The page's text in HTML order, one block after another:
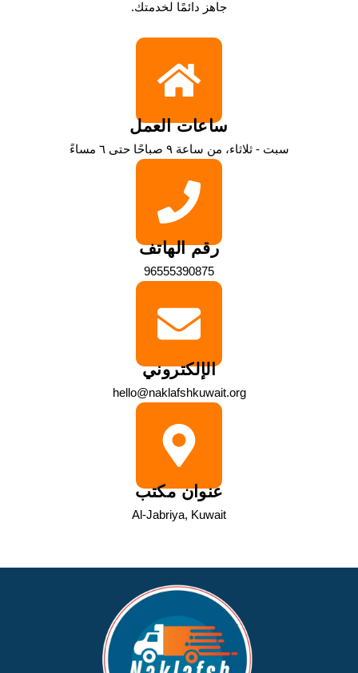
جاهز دائمًا لخدمتك.
ساعات العمل
سبت - ثلاثاء، من ساعة ٩ صباحًا حتى ٦ مساءً
رقم الهاتف
96555390875
الإلكتروني
hello@naklafshkuwait.org
عنوان مكتب
Al-Jabriya, Kuwait